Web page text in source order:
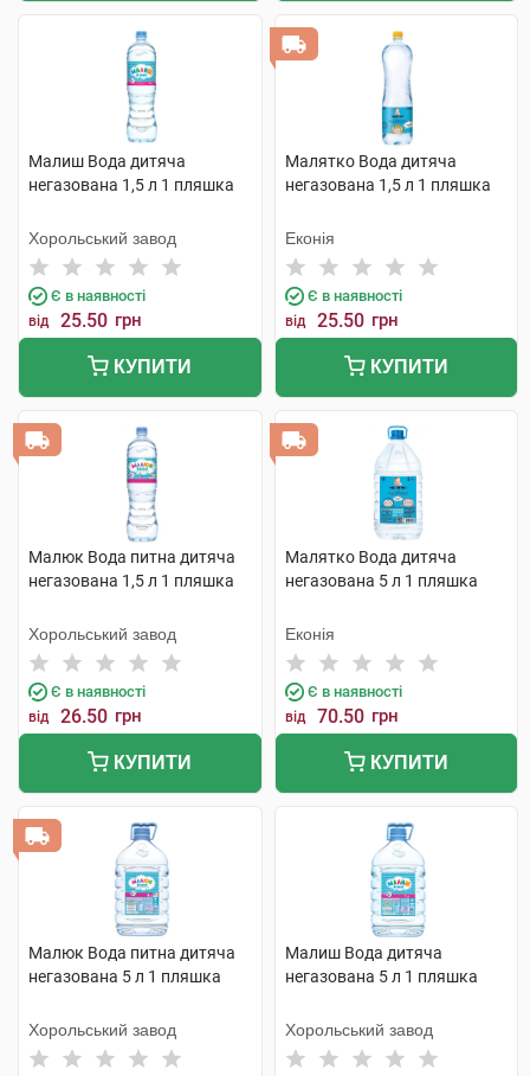
Малиш Вода дитяча
негазована 1,5 л 1 пляшка
Хорольський завод
Є в наявності
від 25.50 грн
КУПИТИ
Малятко Вода дитяча
негазована 1,5 л 1 пляшка
Еконія
Є в наявності
від 25.50 грн
КУПИТИ
Малюк Вода питна дитяча
негазована 1,5 л 1 пляшка
Хорольський завод
Є в наявності
від 26.50 грн
КУПИТИ
Малятко Вода дитяча
негазована 5 л 1 пляшка
Еконія
Є в наявності
від 70.50 грн
КУПИТИ
Малюк Вода питна дитяча
негазована 5 л 1 пляшка
Хорольський завод
Малиш Вода дитяча
негазована 5 л 1 пляшка
Хорольський завод